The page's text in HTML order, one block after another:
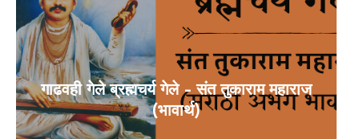
गाढवही गेले ब्रह्मचर्य गेले – संत तुकाराम महाराज
(भावार्थ)